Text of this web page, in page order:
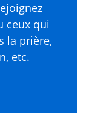
ceux qui
la prière,
etc.